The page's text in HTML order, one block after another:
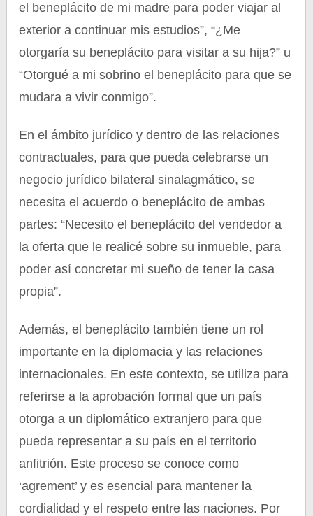
el beneplácito de mi madre para poder viajar al
exterior a continuar mis estudios”, “¿Me
otorgaría su beneplácito para visitar a su hija?” u
“Otorgué a mi sobrino el beneplácito para que se
mudara a vivir conmigo”.
En el ámbito jurídico y dentro de las relaciones
contractuales, para que pueda celebrarse un
negocio jurídico bilateral sinalagmático, se
necesita el acuerdo o beneplácito de ambas
partes: “Necesito el beneplácito del vendedor a
la oferta que le realicé sobre su inmueble, para
poder así concretar mi sueño de tener la casa
propia”.
Además, el beneplácito también tiene un rol
importante en la diplomacia y las relaciones
internacionales. En este contexto, se utiliza para
referirse a la aprobación formal que un país
otorga a un diplomático extranjero para que
pueda representar a su país en el territorio
anfitrión. Este proceso se conoce como
‘agrement’ y es esencial para mantener la
cordialidad y el respeto entre las naciones. Por